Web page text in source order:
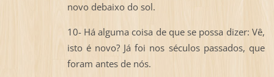
novo debaixo do sol.
10- Há alguma coisa de que se possa dizer: Vê,
isto é novo? Já foi nos séculos passados, que
foram antes de nós.